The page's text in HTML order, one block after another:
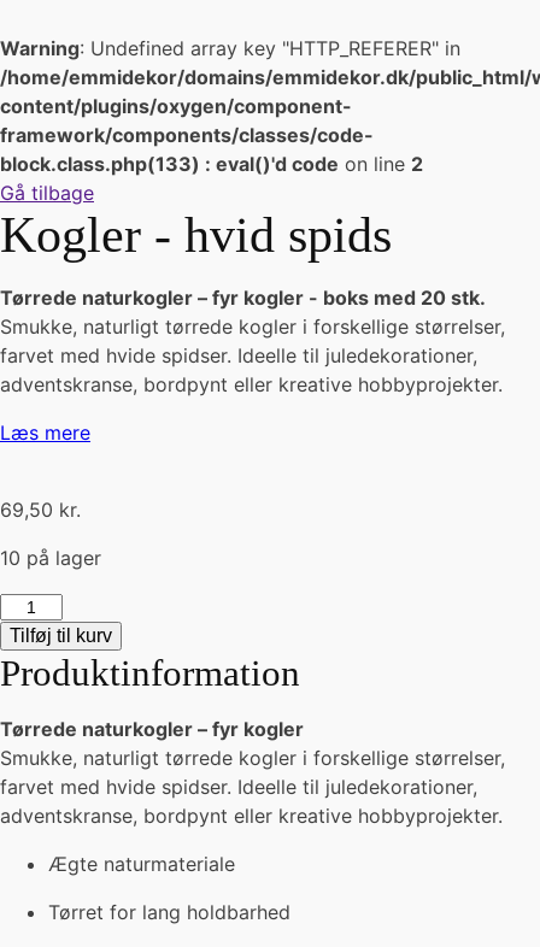
Warning: Undefined array key "HTTP_REFERER" in
/home/emmidekor/domains/emmidekor.dk/public_html/
content/plugins/oxygen/component-
framework/components/classes/code-
block.class.php(133) : eval()'d code on line 2
Gå tilbage
Kogler - hvid spids
Tørrede naturkogler – fyr kogler - boks med 20 stk.
Smukke, naturligt tørrede kogler i forskellige størrelser,
farvet med hvide spidser. Ideelle til juledekorationer,
adventskranse, bordpynt eller kreative hobbyprojekter.
Læs mere
69,50 kr.
10 på lager
Kogler
hvid
spids
antal
Tilføj til kurv
Produktinformation
Tørrede naturkogler – fyr kogler
Smukke, naturligt tørrede kogler i forskellige størrelser,
farvet med hvide spidser. Ideelle til juledekorationer,
adventskranse, bordpynt eller kreative hobbyprojekter.
Ægte naturmateriale
Tørret for lang holdbarhed